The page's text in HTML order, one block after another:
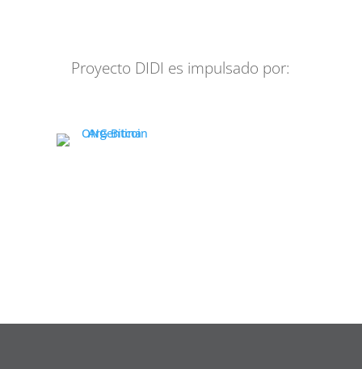
Proyecto DIDI es impulsado por: